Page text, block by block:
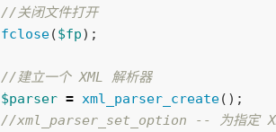
//关闭文件打开
fclose($fp);
//建立一个 XML 解析器
$parser = xml_parser_create();
//xml_parser_set_option -- 为指定